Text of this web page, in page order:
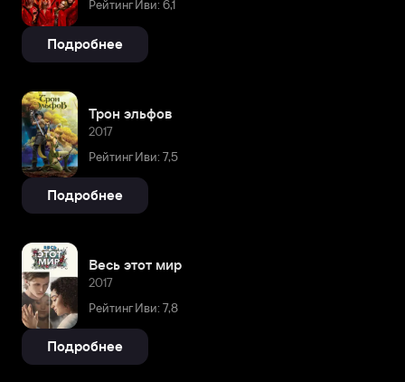
Рейтинг Иви: 6,1
Подробнее
Трон эльфов
2017
Рейтинг Иви: 7,5
Подробнее
Весь этот мир
2017
Рейтинг Иви: 7,8
Подробнее